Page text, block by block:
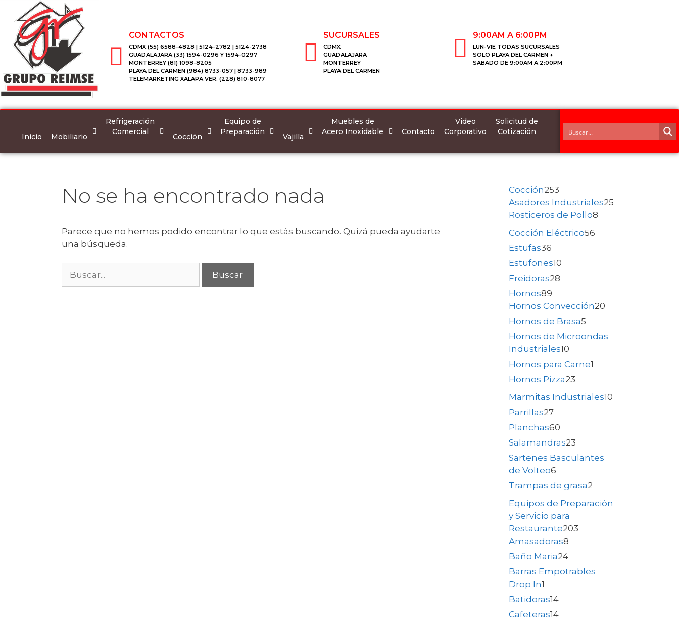
CONTACTOS
CDMX (55) 6588-4828 | 5124-2782 | 5124-2738
GUADALAJARA (33) 1594-0296 Y 1594-0297
MONTERREY (81) 1098-8205
PLAYA DEL CARMEN (984) 8733-057 | 8733-989
TELEMARKETING XALAPA VER. (228) 810-8077
SUCURSALES
CDMX
GUADALAJARA
MONTERREY
PLAYA DEL CARMEN
9:00AM A 6:00PM
LUN-VIE TODAS SUCURSALES
SOLO PLAYA DEL CARMEN +
SABADO DE 9:00AM A 2:00PM
Inicio Mobiliario
Refrigeración
Comercial
Cocción
Equipo de
Preparación
Vajilla
Muebles de
Acero Inoxidable
Contacto
Video
Corporativo
Solicitud de
Cotización
No se ha encontrado nada
Parece que no hemos podido encontrar lo que estás buscando. Quizá pueda ayudarte
una búsqueda.
Cocción253
Asadores Industriales25
Rosticeros de Pollo8
Cocción Eléctrico56
Estufas36
Estufones10
Freidoras28
Hornos89
Hornos Convección20
Hornos de Brasa5
Hornos de Microondas
Industriales10
Hornos para Carne1
Hornos Pizza23
Marmitas Industriales10
Parrillas27
Planchas60
Salamandras23
Sartenes Basculantes
de Volteo6
Trampas de grasa2
Equipos de Preparación
y Servicio para
Restaurante203
Amasadoras8
Baño Maria24
Barras Empotrables
Drop In1
Batidoras14
Cafeteras14